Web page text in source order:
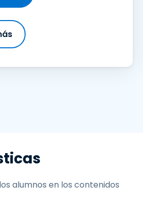
alumnos en los contenidos